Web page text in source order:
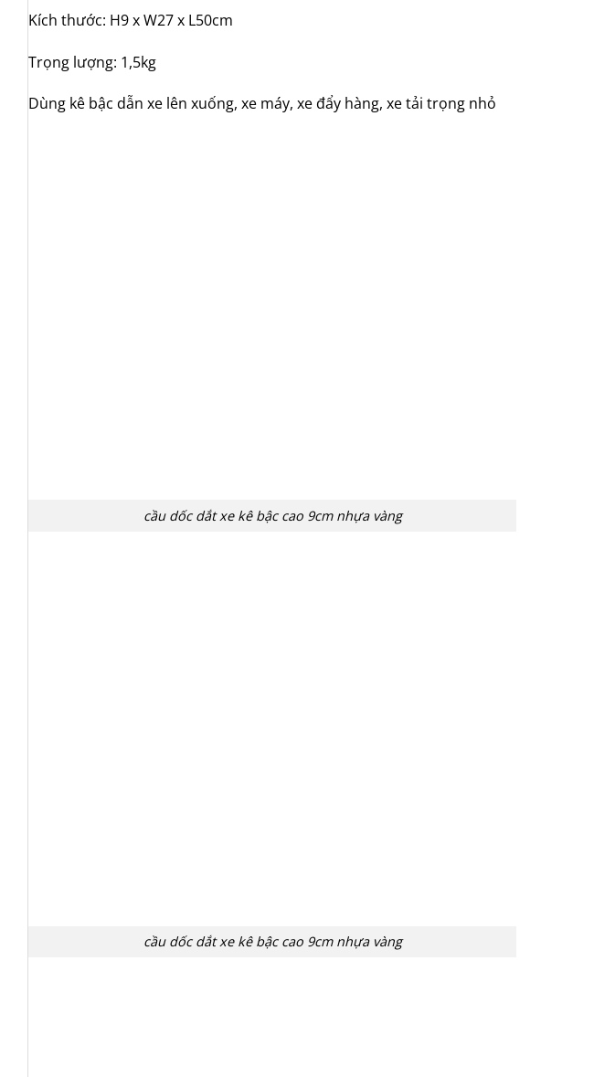
Kích thước: H9 x W27 x L50cm
Trọng lượng: 1,5kg
Dùng kê bậc dẫn xe lên xuống, xe máy, xe đẩy hàng, xe tải trọng nhỏ
cầu dốc dắt xe kê bậc cao 9cm nhựa vàng
cầu dốc dắt xe kê bậc cao 9cm nhựa vàng